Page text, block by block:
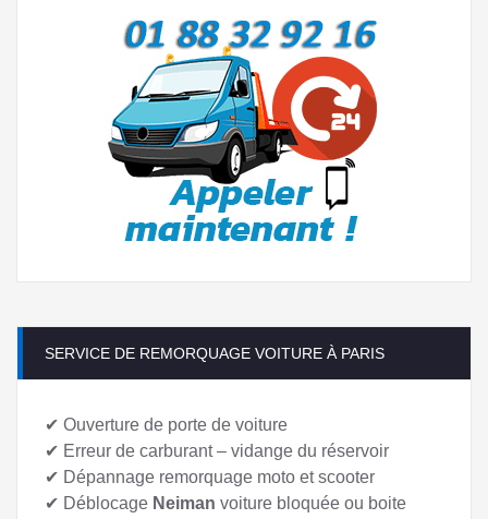
SERVICE DE REMORQUAGE VOITURE À PARIS
✔︎ Ouverture de porte de voiture
✔︎ Erreur de carburant – vidange du réservoir
✔︎ Dépannage remorquage moto et scooter
✔︎ Déblocage Neiman voiture bloquée ou boite